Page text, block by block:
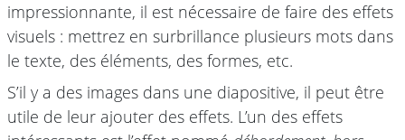
impressionnante, il est nécessaire de faire des effets
visuels : mettrez en surbrillance plusieurs mots dans
le texte, des éléments, des formes, etc.
S’il y a des images dans une diapositive, il peut être
utile de leur ajouter des effets. L’un des effets